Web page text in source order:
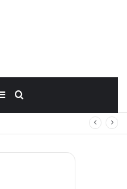
Rechercher
Sidebar
(barre